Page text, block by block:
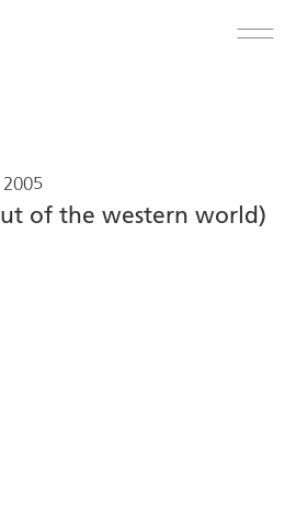
of the western world)